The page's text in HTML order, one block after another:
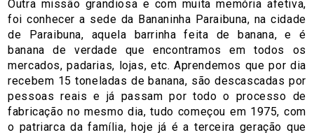
Outra missão grandiosa e com muita memória afetiva,
foi conhecer a sede da Bananinha Paraibuna, na cidade
de Paraibuna, aquela barrinha feita de banana, e é
banana de verdade que encontramos em todos os
mercados, padarias, lojas, etc. Aprendemos que por dia
recebem 15 toneladas de banana, são descascadas por
pessoas reais e já passam por todo o processo de
fabricação no mesmo dia, tudo começou em 1975, com
o patriarca da família, hoje já é a terceira geração que